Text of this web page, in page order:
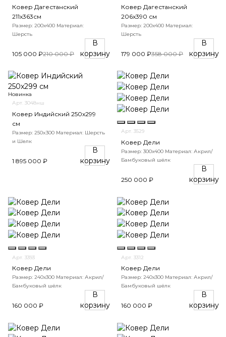
Ковер Дагестанский
211x363см
Размер: 200х400 Материал:
Шерсть
105 000 ₽210 000 ₽
В
корзину
Ковер Дагестанский
206x390 см
Размер: 200х400 Материал:
Шерсть
179 000 ₽358 000 ₽
В
корзину
Новинка
Арт. 3048нш
Ковер Индийский 250x299
см
Размер: 250x300 Материал: Шерсть
и Шелк
1 895 000 ₽
В
корзину
Арт. 3529
Ковер Дели
Размер: 300х400 Материал: Акрил/
Бамбуковый шёлк
250 000 ₽
В
корзину
Арт. 3393
Ковер Дели
Размер: 240х300 Материал: Акрил/
Бамбуковый шёлк
160 000 ₽
В
корзину
Арт. 3312
Ковер Дели
Размер: 240х300 Материал: Акрил/
Бамбуковый шёлк
160 000 ₽
В
корзину